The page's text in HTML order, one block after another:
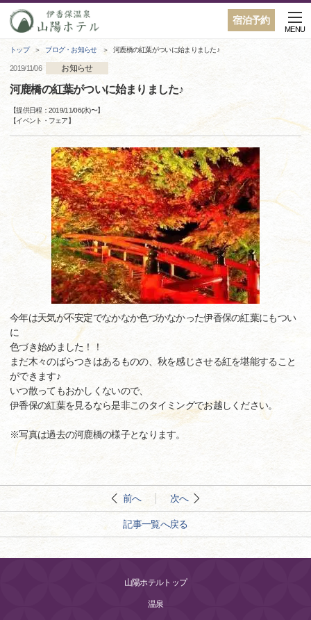
宿泊予約
MENU
トップ ブログ・お知らせ 河鹿橋の紅葉がついに始まりました♪
2019/11/06 お知らせ
河鹿橋の紅葉がついに始まりました♪
【提供日程：2019/11/06(水)〜】
【イベント・フェア】
今年は天気が不安定でなかなか色づかなかった伊香保の紅葉にもつい
に
色づき始めました！！
まだ木々のばらつきはあるものの、秋を感じさせる紅を堪能すること
ができます♪
いつ散ってもおかしくないので、
伊香保の紅葉を見るなら是非このタイミングでお越しください。
※写真は過去の河鹿橋の様子となります。
前へ 次へ
記事一覧へ戻る
山陽ホテルトップ
温泉